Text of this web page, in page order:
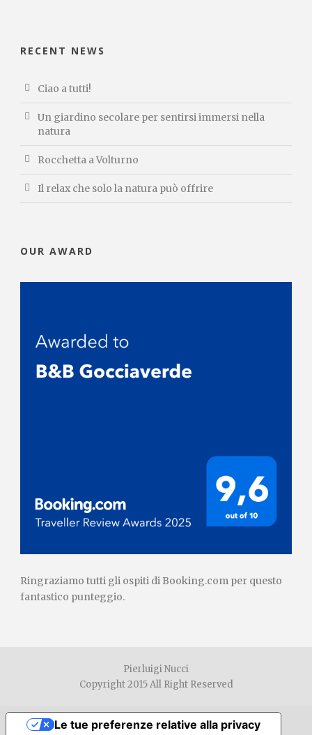
RECENT NEWS
Ciao a tutti!
Un giardino secolare per sentirsi immersi nella
natura
Rocchetta a Volturno
Il relax che solo la natura può offrire
OUR AWARD
Ringraziamo tutti gli ospiti di Booking.com per questo
fantastico punteggio.
Pierluigi Nucci
Copyright 2015 All Right Reserved
Le tue preferenze relative alla privacy